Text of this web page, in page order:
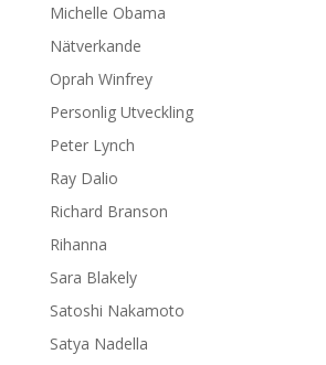
Michelle Obama
Nätverkande
Oprah Winfrey
Personlig Utveckling
Peter Lynch
Ray Dalio
Richard Branson
Rihanna
Sara Blakely
Satoshi Nakamoto
Satya Nadella